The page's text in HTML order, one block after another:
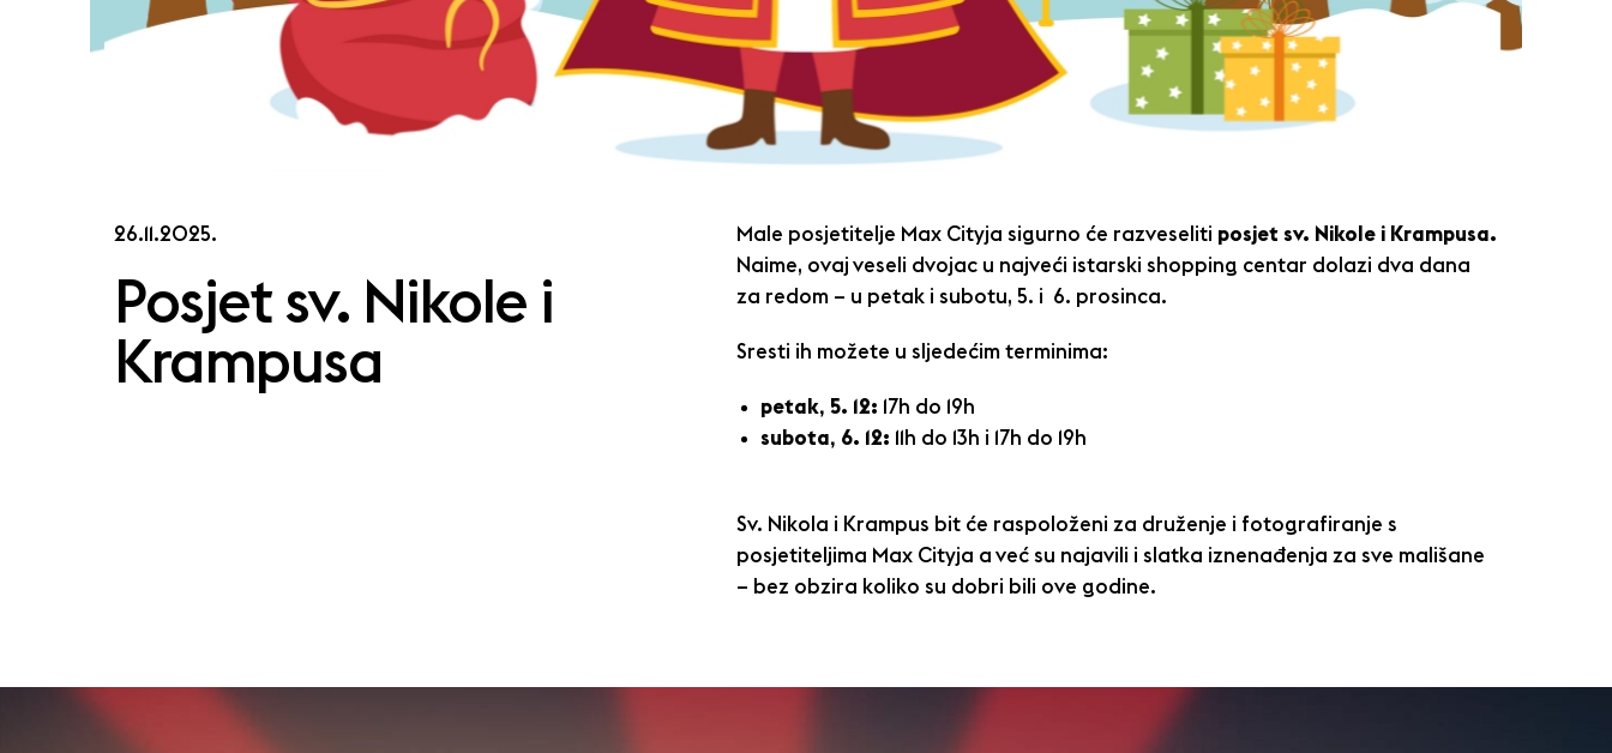
26.11.2025.
Posjet sv. Nikole i
Krampusa
Male posjetitelje Max Cityja sigurno će razveseliti posjet sv. Nikole i Krampusa.
Naime, ovaj veseli dvojac u najveći istarski shopping centar dolazi dva dana
za redom – u petak i subotu, 5. i 6. prosinca.
Sresti ih možete u sljedećim terminima:
petak, 5. 12: 17h do 19h
subota, 6. 12: 11h do 13h i 17h do 19h
Sv. Nikola i Krampus bit će raspoloženi za druženje i fotografiranje s
posjetiteljima Max Cityja a već su najavili i slatka iznenađenja za sve mališane
– bez obzira koliko su dobri bili ove godine.